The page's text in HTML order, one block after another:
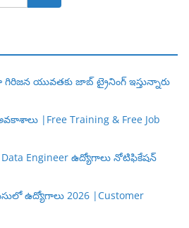
యువతకు జాబ్ ట్రైనింగ్ ఇస్తున్నారు
|Free Training & Free Job
Engineer ఉద్యోగాలు నోటిఫికేషన్
ఉద్యోగాలు 2026 |Customer